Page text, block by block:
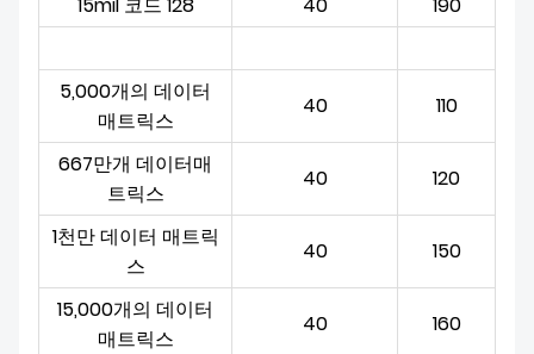
5,000개의 데이터
매트릭스
40 110
667만개 데이터매
트릭스
40 120
1천만 데이터 매트릭
스
40 150
15,000개의 데이터
매트릭스
40 160